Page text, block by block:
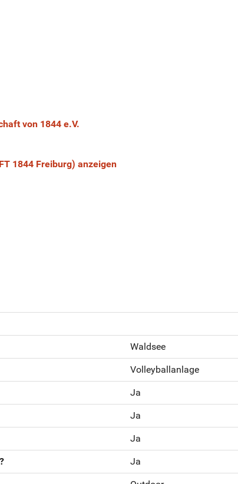
von 1844 e.V.
1844 Freiburg) anzeigen
Waldsee
Volleyballanlage
Ja
Ja
Ja
Ja